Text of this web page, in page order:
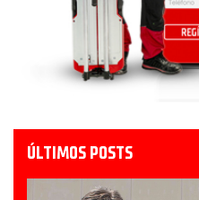
ÚLTIMOS POSTS